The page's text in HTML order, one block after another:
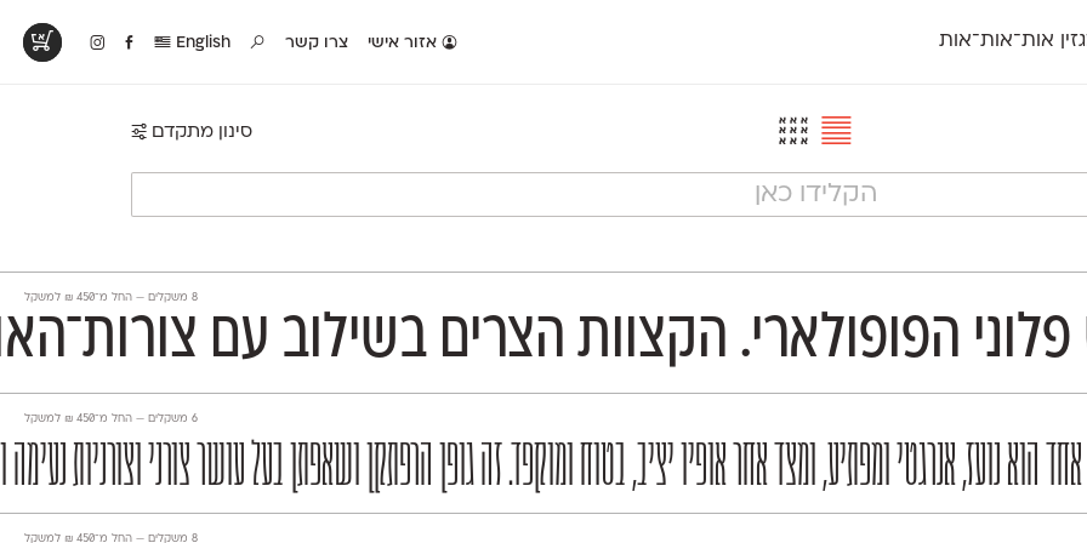
אות־אות־אות אזור אישי צרו קשר English
פריימריז
קדם סנס
קדם סריף
שלוק
תעמולה
בואו לראות עיצובים
לאלו שאוהבים לבחון
טבלה עם כל המאפיינים
סינון מתקדם
‫8 משקלים — החל מ־ 450
₪ למשקל
הפופולארי. הקצוות הצרים בשילוב עם
‫6 משקלים — החל מ־450
₪ למשקל
נועז, אנרגטי ומפתיע, ומצד אחר אופיו יציב, בטוח ומוקפד. זה גופן הרפתקן ושאפתן בעל עושר צורני וצורניות
‫8 משקלים — החל מ־ 450
₪ למשקל